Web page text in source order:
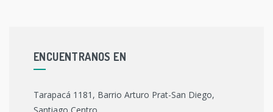
ENCUENTRANOS EN
Tarapacá 1181, Barrio Arturo Prat-San Diego,